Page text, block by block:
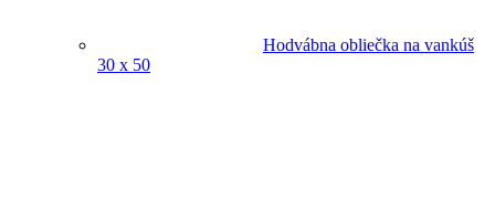
Hodvábna obliečka na vankúš
30 x 50